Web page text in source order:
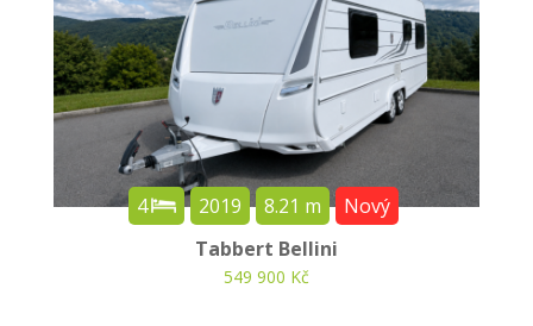
4 2019 8.21 m
Nový
Tabbert Bellini
549 900 Kč